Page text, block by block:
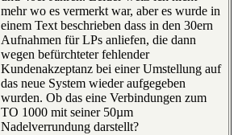
mehr wo es vermerkt war, aber es wurde in
einem Text beschrieben dass in den 30ern
Aufnahmen für LPs anliefen, die dann
wegen befürchteter fehlender
Kundenakzeptanz bei einer Umstellung auf
das neue System wieder aufgegeben
wurden. Ob das eine Verbindungen zum
TO 1000 mit seiner 50µm
Nadelverrundung darstellt?